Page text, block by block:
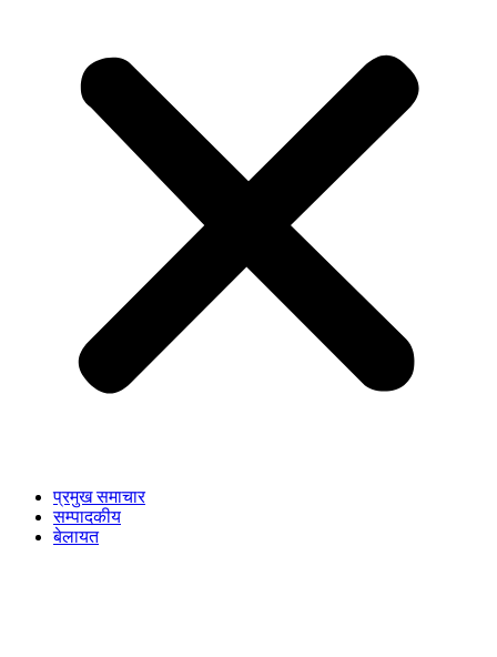
प्रमुख समाचार
सम्पादकीय
बेलायत